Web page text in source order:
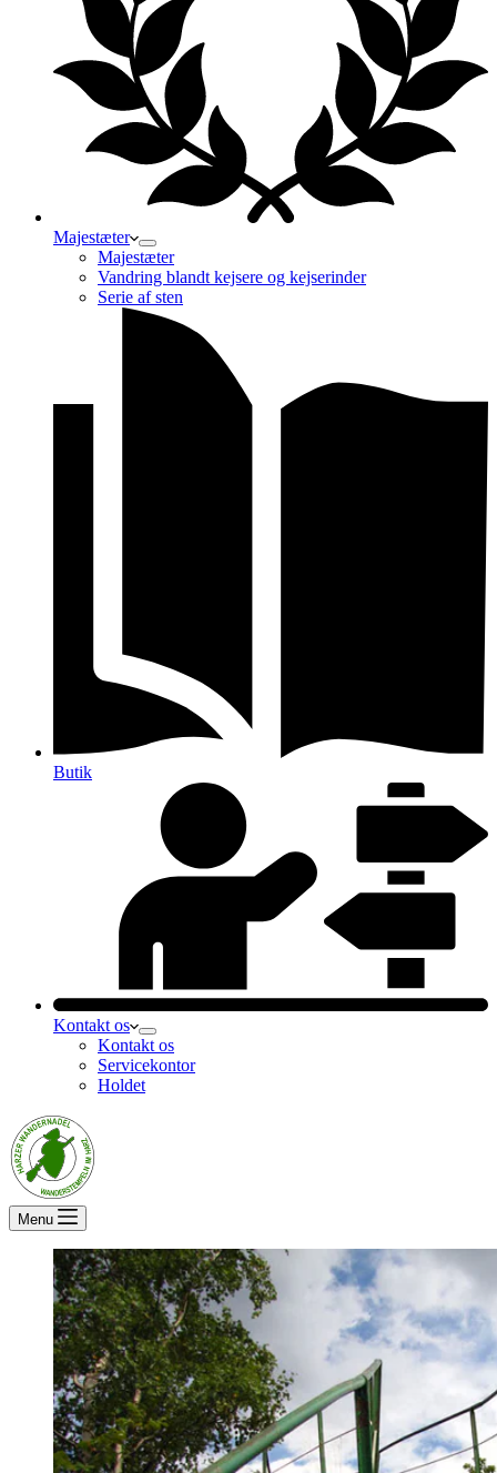
Majestæter
Majestæter
Vandring blandt kejsere og kejserinder
Serie af sten
Butik
Kontakt os
Kontakt os
Servicekontor
Holdet
Menu